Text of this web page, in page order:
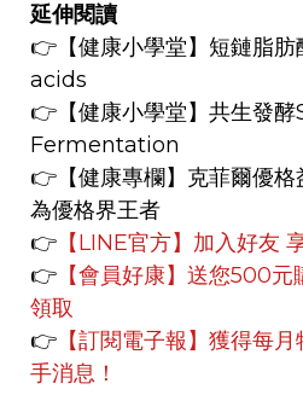
延伸閱讀
👉【健康小學堂】 短鏈脂
acids
👉【健康小學堂】 共生發
Fermentation
👉【健康專欄】 克菲爾優
為優格界王者
👉 【LINE官方】 加入好友
👉 【會員好康】 送您500元
領取
👉 【訂閱電子報】獲得每
手消息！